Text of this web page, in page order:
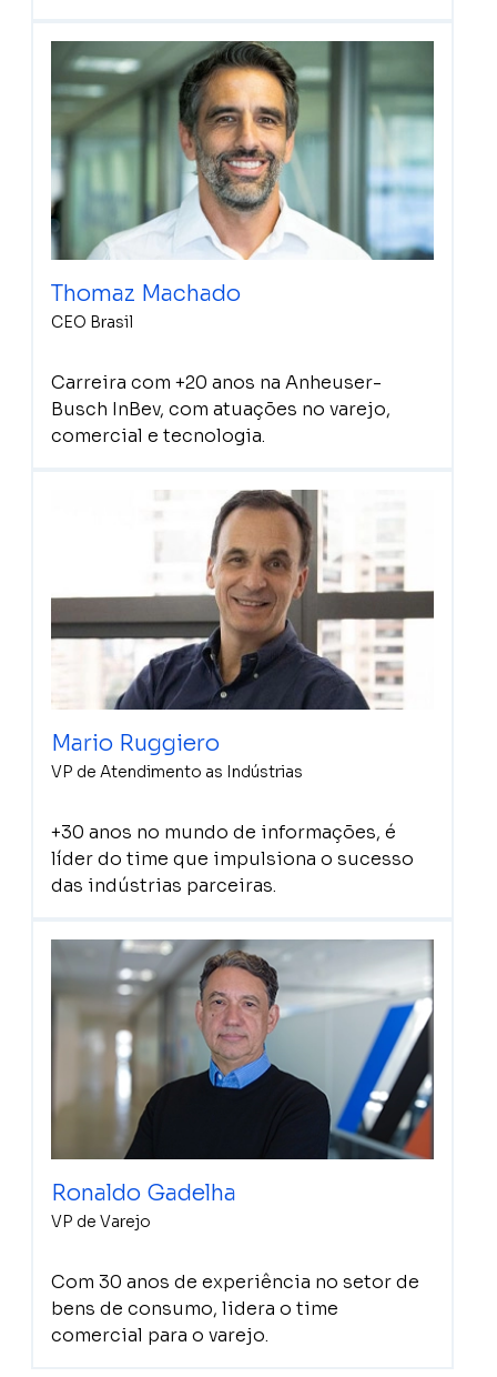
Thomaz Machado
CEO Brasil
Carreira com +20 anos na Anheuser-
Busch InBev, com atuações no varejo,
comercial e tecnologia.
Mario Ruggiero
VP de Atendimento as Indústrias
+30 anos no mundo de informações, é
líder do time que impulsiona o sucesso
das indústrias parceiras.
Ronaldo Gadelha
VP de Varejo
Com 30 anos de experiência no setor de
bens de consumo, lidera o time
comercial para o varejo.